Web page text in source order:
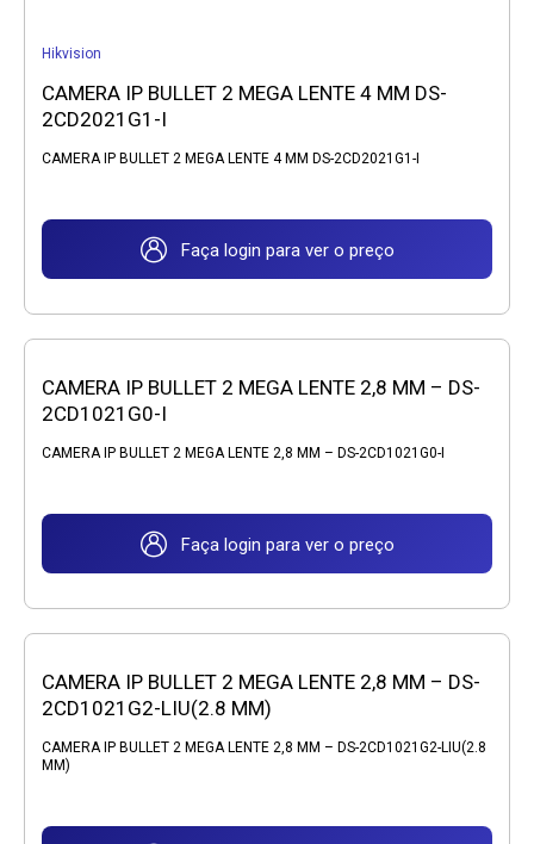
Hikvision
CAMERA IP BULLET 2 MEGA LENTE 4 MM DS-
2CD2021G1-I
CAMERA IP BULLET 2 MEGA LENTE 4 MM DS-2CD2021G1-I
Faça login para ver o preço
CAMERA IP BULLET 2 MEGA LENTE 2,8 MM – DS-
2CD1021G0-I
CAMERA IP BULLET 2 MEGA LENTE 2,8 MM – DS-2CD1021G0-I
Faça login para ver o preço
CAMERA IP BULLET 2 MEGA LENTE 2,8 MM – DS-
2CD1021G2-LIU(2.8 MM)
CAMERA IP BULLET 2 MEGA LENTE 2,8 MM – DS-2CD1021G2-LIU(2.8
MM)